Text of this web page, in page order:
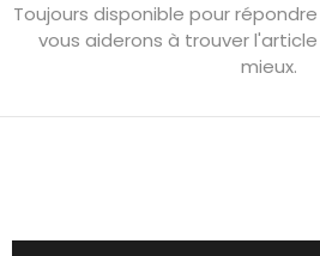
Lapis lazuli : propriétés et
Citrine : propriétés magiques
Aigue-marine : propriétés et
Pierres pour attirer l’amour
Toujours disponible pour
vous aiderons à trouver
mieux.